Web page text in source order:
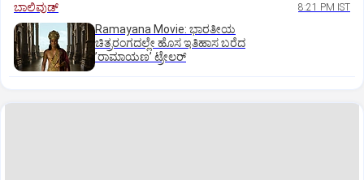
ಬಾಲಿವುಡ್‌ 8:21 PM IST
Ramayana Movie: ಭಾರತೀಯ
ಚಿತ್ರರಂಗದಲ್ಲೇ ಹೊಸ ಇತಿಹಾಸ ಬರೆದ
ʼರಾಮಾಯಣʼ ಟ್ರೇಲರ್